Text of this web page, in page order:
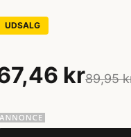
UDSALG
kr89,95